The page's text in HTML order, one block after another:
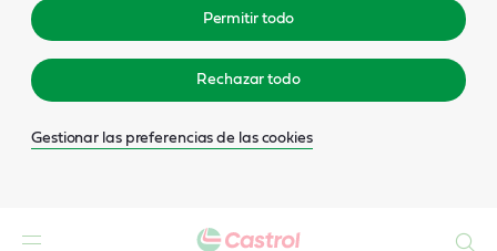
Permitir todo
Rechazar todo
Gestionar las preferencias de las cookies